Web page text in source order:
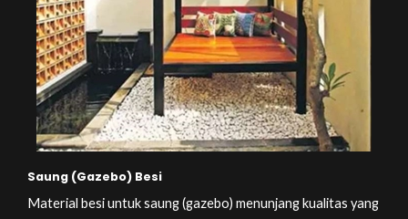
Saung (Gazebo) Besi
Material besi untuk saung (gazebo) menunjang kualitas yang